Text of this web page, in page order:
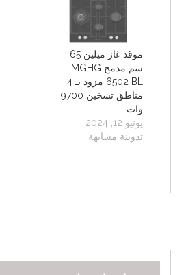
موقد غاز ميلين 65
سم مدمج MGHG
6502 BL مزود بـ 4
مناطق تسخين 9700
وات
يونيو 12, 2024
تدوينة مشابهة